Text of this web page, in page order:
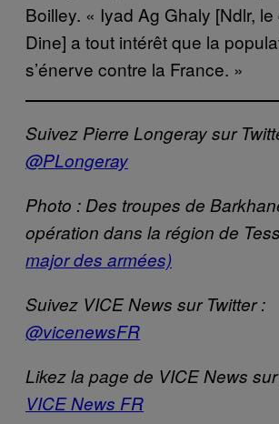
Boilley. « Iyad Ag Ghaly [Ndlr, le
Dine] a tout intérêt que la
s’énerve contre la France. »
Suivez Pierre Longeray sur
@PLongeray
Photo : Des troupes de
opération dans la région de
major des armées)
Suivez VICE News sur Twitter :
@vicenewsFR
Likez la page de VICE News
VICE News FR